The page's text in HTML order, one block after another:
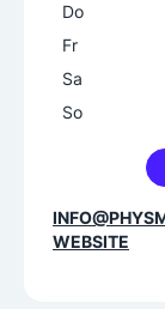
Do
Fr
Sa
So
+43 5577
WEBSITE